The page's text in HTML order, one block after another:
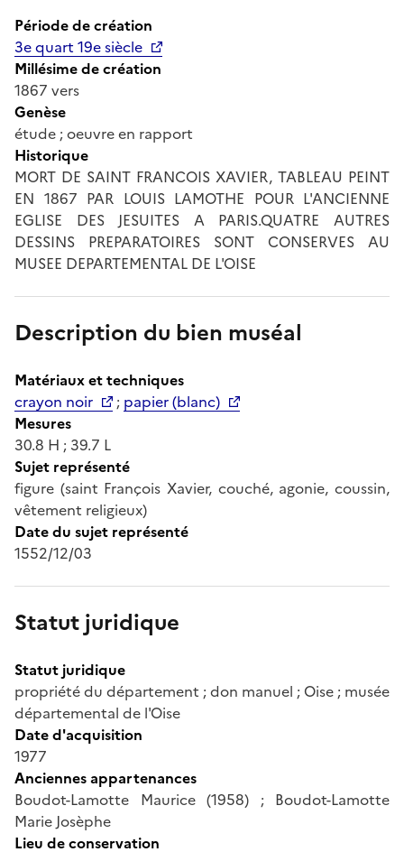
Période de création
3e quart 19e siècle
Millésime de création
1867 vers
Genèse
étude ; oeuvre en rapport
Historique
MORT DE SAINT FRANCOIS XAVIER, TABLEAU PEINT
EN 1867 PAR LOUIS LAMOTHE POUR L'ANCIENNE
EGLISE DES JESUITES A PARIS.QUATRE AUTRES
DESSINS PREPARATOIRES SONT CONSERVES AU
MUSEE DEPARTEMENTAL DE L'OISE
Description du bien muséal
Matériaux et techniques
crayon noir
; papier (blanc)
Mesures
30.8 H ; 39.7 L
Sujet représenté
figure (saint François Xavier, couché, agonie, coussin,
vêtement religieux)
Date du sujet représenté
1552/12/03
Statut juridique
Statut juridique
propriété du département ; don manuel ; Oise ; musée
départemental de l'Oise
Date d'acquisition
1977
Anciennes appartenances
Boudot-Lamotte Maurice (1958) ; Boudot-Lamotte
Marie Josèphe
Lieu de conservation